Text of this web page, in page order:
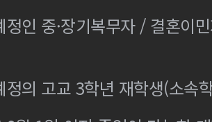
정인 중·장기복무자 / 결혼이
정의 고교 3학년 재학생(소속